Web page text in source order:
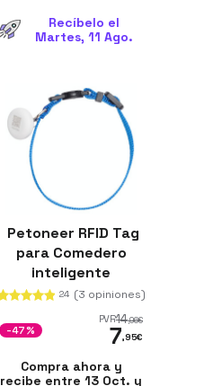
Recíbelo el
Martes, 11 Ago.
Petoneer RFID Tag
para Comedero
inteligente
NutriCare
24 (3 opiniones)
PVR14,96€
7,95€
-47%
Compra ahora y
recibe entre 13 Oct. y